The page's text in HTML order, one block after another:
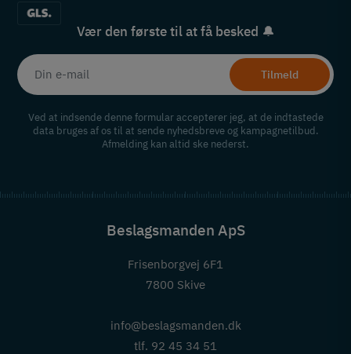
Vær den første til at få besked 🔔
Tilmeld
Ved at indsende denne formular accepterer jeg, at de indtastede
data bruges af os til at sende nyhedsbreve og kampagnetilbud.
Afmelding kan altid ske nederst.
Beslagsmanden ApS
Frisenborgvej 6F1
7800 Skive
info@beslagsmanden.dk
tlf. 92 45 34 51